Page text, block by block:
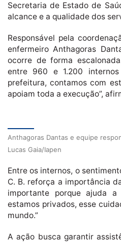
Secretaria de Estado de
alcance e a qualidade dos
Responsável pela
enfermeiro Anthagoras
ocorre de forma
entre 960 e 1.200
prefeitura, contamos com
apoiam toda a execução”,
Anthagoras Dantas e equipe
Lucas Gaia/Iapen
Entre os internos, o
C. B. reforça a importância
importante porque ajuda a
estamos privados, esse
mundo.”
A ação busca garantir